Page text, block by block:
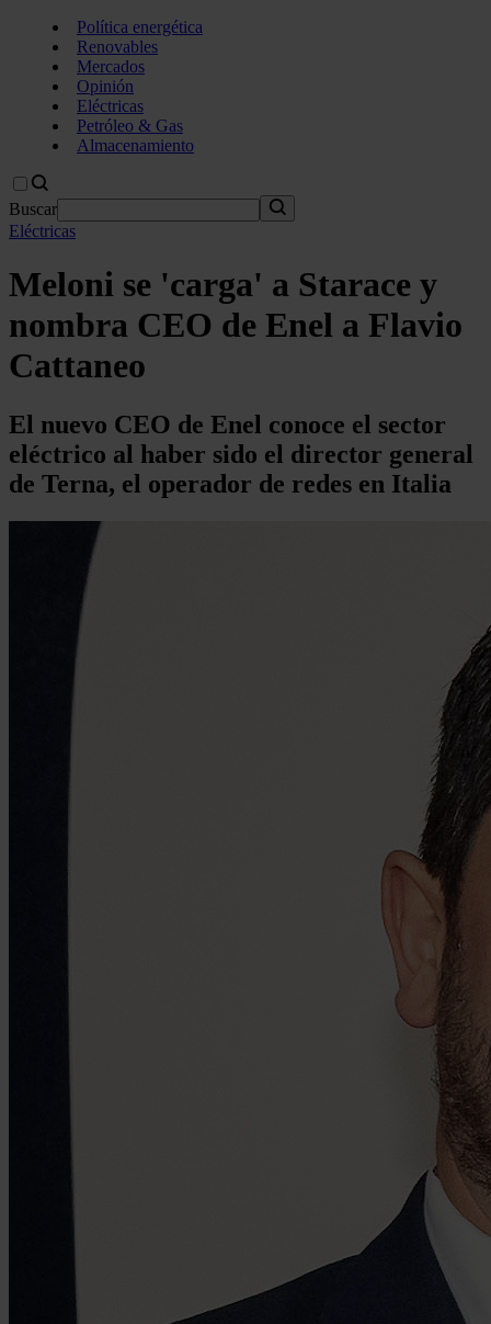
Política energética
Renovables
Mercados
Opinión
Eléctricas
Petróleo & Gas
Almacenamiento
Buscar
Eléctricas
Meloni se 'carga' a Starace y
nombra CEO de Enel a Flavio
Cattaneo
El nuevo CEO de Enel conoce el sector
eléctrico al haber sido el director general
de Terna, el operador de redes en Italia